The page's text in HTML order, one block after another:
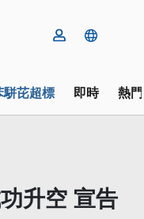
駢芘超標 即時 熱
升空 宣告